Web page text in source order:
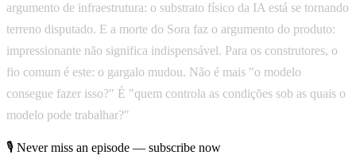
argumento de infraestrutura: o substrato físico da IA está se tornando
terreno disputado. E a morte do Sora faz o argumento do produto:
impressionante não significa indispensável. Para os construtores, o
fio comum é este: o gargalo mudou. Não é mais "o modelo
consegue fazer isso?" É "quem controla as condições sob as quais o
modelo pode trabalhar?"
🎙 Never miss an episode — subscribe now